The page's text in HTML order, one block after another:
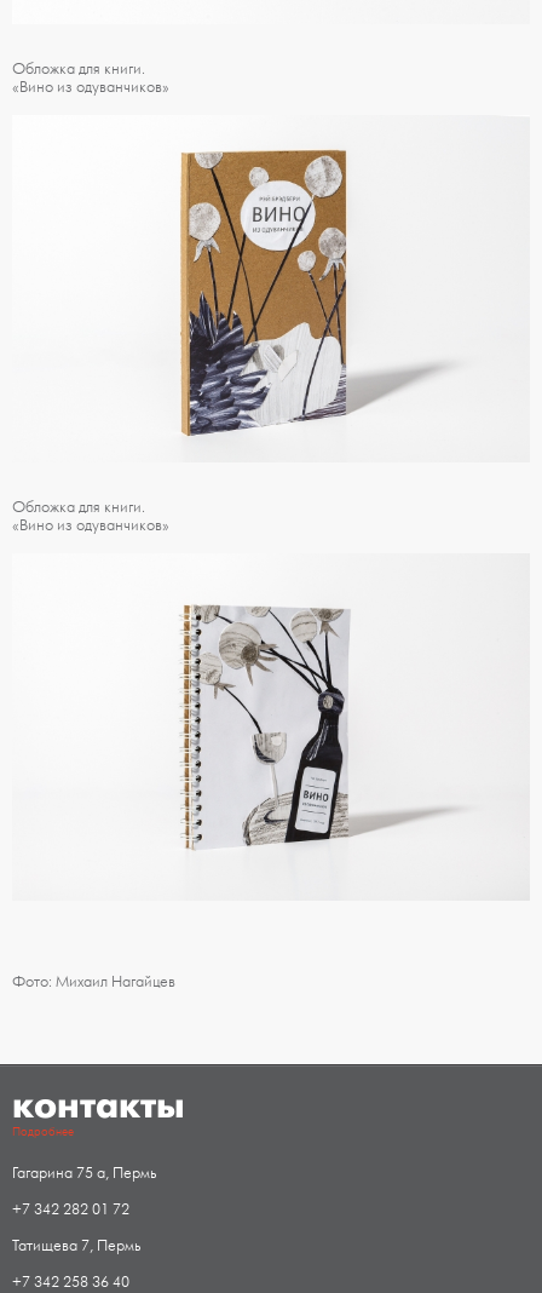
Обложка для книги.
«Вино из одуванчиков»
Обложка для книги.
«Вино из одуванчиков»
Фото: Михаил Нагайцев
контакты
Подробнее
Гагарина 75 а, Пермь
+7 342 282 01 72
Татищева 7, Пермь
+7 342 258 36 40